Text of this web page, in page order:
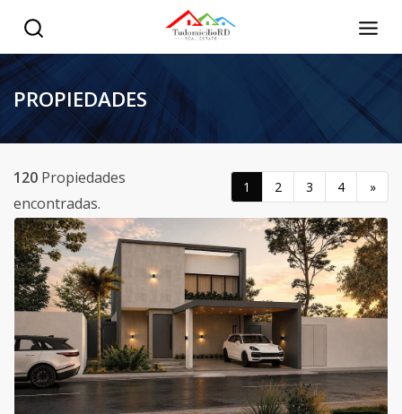
PROPIEDADES
120 Propiedades
encontradas.
1 2 3 4 »